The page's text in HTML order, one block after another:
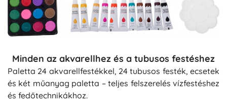
Minden az akvarellhez és a tubusos festéshez
Paletta 24 akvarellfestékkel, 24 tubusos festék, ecsetek
és két műanyag paletta – teljes felszerelés vízfestéshez
és fedőtechnikákhoz.